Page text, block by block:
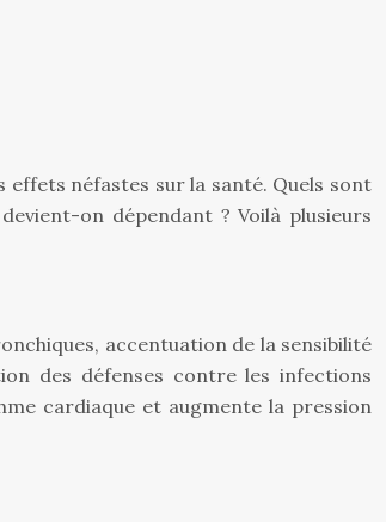
néfastes sur la santé. Quels sont
on dépendant ? Voilà plusieurs
accentuation de la sensibilité
des défenses contre les infections
cardiaque et augmente la pression